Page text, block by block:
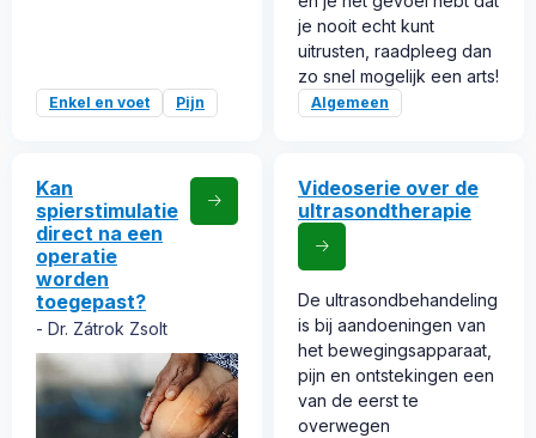
Enkel en voet Pijn
je nooit echt kunt
uitrusten, raadpleeg dan
zo snel mogelijk een arts!
Algemeen
Kan
spierstimulatie
direct na een
operatie
worden
toegepast?
Dr. Zátrok Zsolt
Videoserie over de
ultrasondtherapie
De ultrasondbehandeling
is bij aandoeningen van
het bewegingsapparaat,
pijn en ontstekingen een
van de eerst te
overwegen